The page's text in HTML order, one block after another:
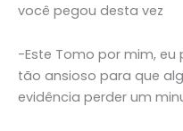
você pegou desta vez
-Este Tomo por mim, eu
tão ansioso para que
evidência perder um